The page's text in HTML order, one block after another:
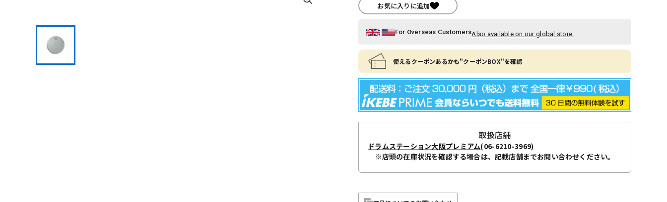
お気に入りに追加
For Overseas CustomersAlso available on our global store.
使えるクーポンあるかも"クーポンBOX"を確認
取扱店舗
ドラムステーション大阪プレミアム(06-6210-3969)
※店頭の在庫状況を確認する場合は、記載店舗までお問い合わせください。